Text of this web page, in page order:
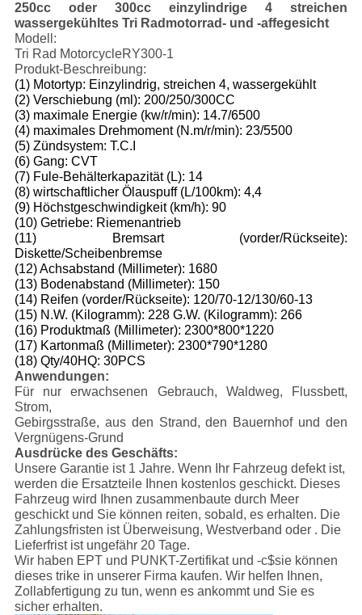
250cc oder 300cc einzylindrige 4 streichen
wassergekühltes Tri Radmotorrad- und -affegesicht
Modell:
Tri Rad MotorcycleRY300-1
Produkt-Beschreibung:
(1) Motortyp: Einzylindrig, streichen 4, wassergekühlt
(2) Verschiebung (ml): 200/250/300CC
(3) maximale Energie (kw/r/min): 14.7/6500
(4) maximales Drehmoment (N.m/r/min): 23/5500
(5) Zündsystem: T.C.I
(6) Gang: CVT
(7) Fule-Behälterkapazität (L): 14
(8) wirtschaftlicher Ölauspuff (L/100km): 4,4
(9) Höchstgeschwindigkeit (km/h): 90
(10) Getriebe: Riemenantrieb
(11) Bremsart (vorder/Rückseite):
Diskette/Scheibenbremse
(12) Achsabstand (Millimeter): 1680
(13) Bodenabstand (Millimeter): 150
(14) Reifen (vorder/Rückseite): 120/70-12/130/60-13
(15) N.W. (Kilogramm): 228 G.W. (Kilogramm): 266
(16) Produktmaß (Millimeter): 2300*800*1220
(17) Kartonmaß (Millimeter): 2300*790*1280
(18) Qty/40HQ: 30PCS
Anwendungen:
Für nur erwachsenen Gebrauch, Waldweg, Flussbett,
Strom,
Gebirgsstraße, aus den Strand, den Bauernhof und den
Vergnügens-Grund
Ausdrücke des Geschäfts:
Unsere Garantie ist 1 Jahre. Wenn Ihr Fahrzeug defekt ist,
werden die Ersatzteile Ihnen kostenlos geschickt. Dieses
Fahrzeug wird Ihnen zusammenbaute durch Meer
geschickt und Sie können reiten, sobald, es erhalten. Die
Zahlungsfristen ist Überweisung, Westverband oder . Die
Lieferfrist ist ungefähr 20 Tage.
Wir haben EPT und PUNKT-Zertifikat und -c$sie können
dieses trike in unserer Firma kaufen. Wir helfen Ihnen,
Zollabfertigung zu tun, wenn es ankommt und Sie es
sicher erhalten.